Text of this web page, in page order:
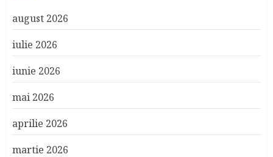
august 2026
iulie 2026
iunie 2026
mai 2026
aprilie 2026
martie 2026